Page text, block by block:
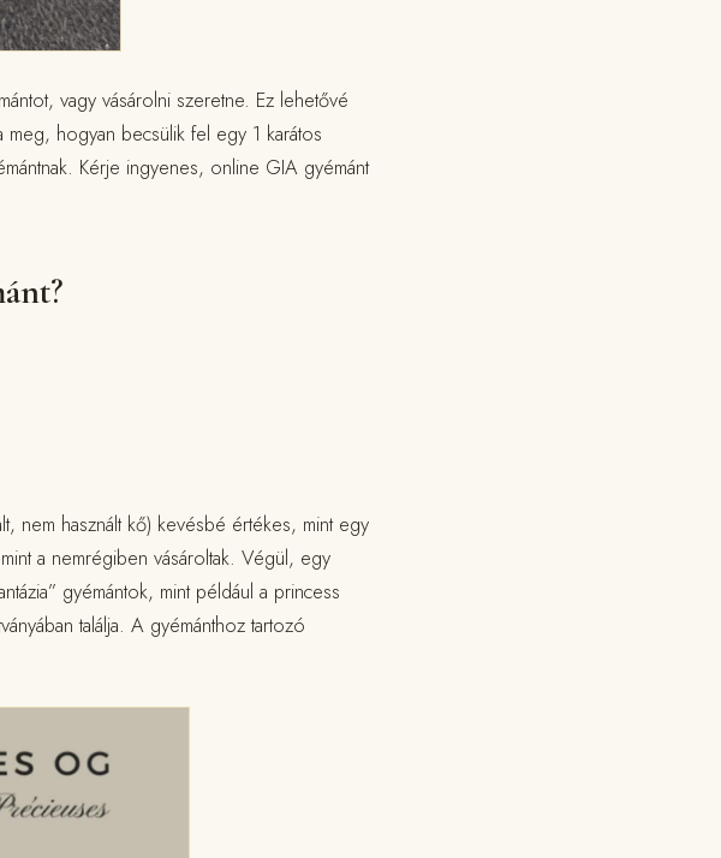
vagy vásárolni szeretne. Ez lehetővé
hogyan becsülik fel egy 1 karátos
Kérje ingyenes, online GIA gyémánt
nem használt kő) kevésbé értékes, mint egy
a nemrégiben vásároltak. Végül, egy
gyémántok, mint például a princess
találja. A gyémánthoz tartozó